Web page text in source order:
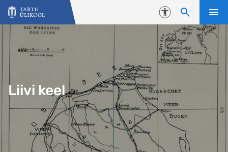
Liigu edasi põhisisu juurde
Juurdepääsetavus
Liivi keel